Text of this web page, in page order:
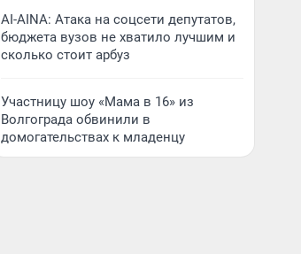
AI-AINA: Атака на соцсети депутатов,
бюджета вузов не хватило лучшим и
сколько стоит арбуз
Участницу шоу «Мама в 16» из
Волгограда обвинили в
домогательствах к младенцу